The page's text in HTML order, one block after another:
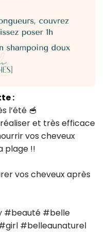
:
l’été 🥣
et très efficace
vos cheveux
plage !!
vos cheveux après
#beauté #belle
#belleaunaturel